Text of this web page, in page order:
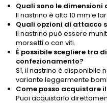
Quali sono le dimensioni
Il nastrino è alto 10 mm e
Quali opzioni di attacco
Il nastrino può essere
morsetti o con viti.
È possibile scegliere tra
confezionamento?
Sì, il nastrino è disponibile
variante leggermente
Come posso acquistare
Puoi acquistarlo